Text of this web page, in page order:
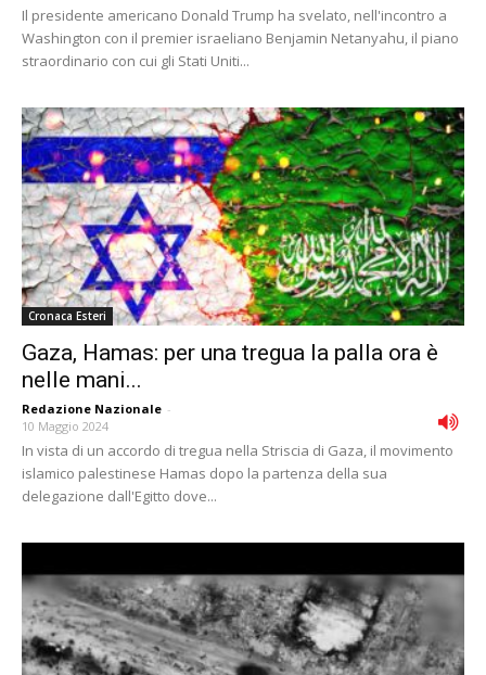
Il presidente americano Donald Trump ha svelato, nell'incontro a
Washington con il premier israeliano Benjamin Netanyahu, il piano
straordinario con cui gli Stati Uniti...
Cronaca Esteri
Gaza, Hamas: per una tregua la palla ora è
nelle mani...
Redazione Nazionale -
10 Maggio 2024
In vista di un accordo di tregua nella Striscia di Gaza, il movimento
islamico palestinese Hamas dopo la partenza della sua
delegazione dall'Egitto dove...